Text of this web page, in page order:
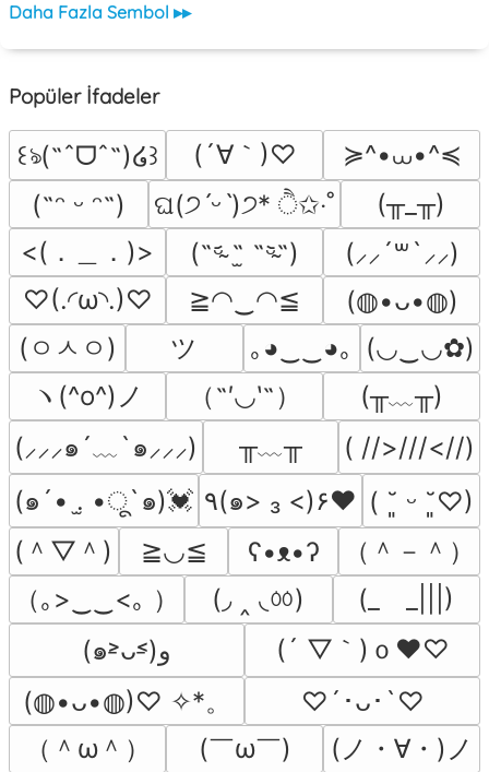
Daha Fazla Sembol ▸▸
Popüler İfadeler
꒰ঌ(˶ˆᗜˆ˵)໒꒱ (´∀｀)♡
≽^•⩊•^≼
(˶ᵔ ᵕ ᵔ˶)
ଘ(੭ˊᵕˋ)੭* ੈ✩‧˚
(╥_╥)
<(．＿．)>
(˵ᵕ̴᷄ ˶̫ ˶ᵕ̴᷅˵)
(⸝⸝´꒳`⸝⸝)
♡(.◜ω◝.)♡
≧◠‿◠≦
(⁠◍⁠•⁠ᴗ⁠•⁠◍⁠)
(ㅇㅅㅇ)
ツ ｡◕‿‿◕｡
(◡‿◡✿)
ヽ(^o^)ノ
（˶′◡‵˶）
(╥﹏╥)
(⸝⸝⸝๑´﹏`๑⸝⸝⸝)
╥﹏╥
( //>///<//)
(๑´• .̫ •ू`๑)💓
٩(๑> ₃ <)۶♥ ( ˘͈ ᵕ ˘͈♡)
(＾▽＾)
≧◡≦ ʕ•ᴥ•ʔ
（＾－＾）
（｡>‿‿<｡ ）
(◞ ‸ ◟ㆀ)
(_　_|||)
(๑˃̵ᴗ˂̵)و
(´ ▽｀)ｏ♥♡
(◍•ᴗ•◍)♡ ✧*。
♡´･ᴗ･`♡
（＾ω＾）
(￣ω￣﻿) (ノ・∀・)ノ